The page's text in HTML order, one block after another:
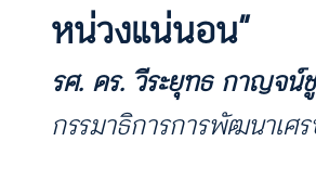
หน่วงแน่นอน”
รศ. ดร. วีระยุทธ กาญจน์
กรรมาธิการการพัฒนาเศ